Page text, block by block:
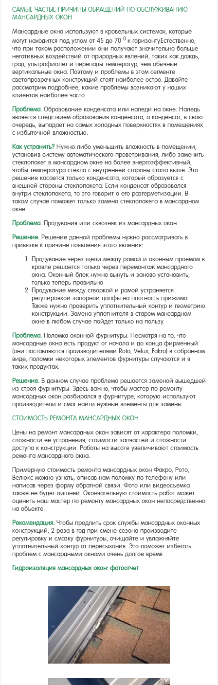
САМЫЕ ЧАСТЫЕ ПРИЧИНЫ ОБРАЩЕНИЙ ПО ОБСЛУЖИВАНИЮ
МАНСАРДНЫХ ОКОН
Мансардные окна используют в кровельных системах, которые
могут находится под углом от 45 до 70 0 к горизонту.Естественно,
что при таком расположении они получают значительно больше
негативных воздействий от природных явлений, таких как дождь,
град, ультрафиолет и перепады температур, чем обычные
вертикальные окна. Поэтому и проблемы в этом сегменте
светопрозрачных конструкций стоят наиболее остро. Давайте
рассмотрим подробнее, какие проблемы возникают у наших
клиентов наиболее часто.
Проблема. Образование конденсата или наледи на окне. Наледь
является следствием образования конденсата, а конденсат, в свою
очередь, выпадает на самых холодных поверхностях в помещениях
с избыточной влажностью.
Как устранить?Нужно либо уменьшить влажность в помещении,
установив систему автоматического проветривания, либо заменить
стеклопакет в мансардном окне на более энергоэффективный,
чтобы температура стекла с внутренней стороны стала выше. Это
решение касается только конденсата, который образуется с
внешней стороны стеклопакета. Если конденсат образовался
внутри стеклопакета, то это говорит о его разгерметизации. В
таком случае поможет только замена стеклопакета в мансардном
окне.
Проблема. Продувания или сквозняк из мансардных окон.
Решение. Решение данной проблемы нужно рассматривать в
привязке к причине появления этого явления:
Продувание через щели между рамой и оконным проемом в
кровле решается только через перемонтаж мансардного
окна. Оконный блок нужно вынуть и заново установить,
только теперь правильно.
Продувание между створкой и рамой устраняется
регулировкой запорной цапфы на плотность прижима.
Также нужно проверить уплотнительный контур и геометрию
конструкции. Замена уплотнителя в старом мансардном
окне в любом случае пойдет только на пользу.
Проблема. Поломка оконной фурнитуры. Несмотря на то, что
мансардные окна есть продукт от начала и до конца фирменный
(они поставляются производителями Roto, Velux, Fakro) в собранном
виде, поломки некоторых элементов фурнитуры случаются и в
таких продуктах.
Решение. В данном случае проблема решается заменой вышедшей
из строя фурнитуры. Здесь важно, чтобы мастер по ремонту
мансардных окон разбирался в фурнитуре, которую используют
производители и смог найти нужные элементы для замены.
СТОИМОСТЬ РЕМОНТА МАНСАРДНЫХ ОКОН
Цены на ремонт мансардных окон зависят от характера поломки,
сложности ее устранения, стоимости запчастей и сложности
доступа к конструкции. Работы на высоте увеличивают стоимость
ремонта мансардного окна.
Примерную стоимость ремонта мансардных окон Факро, Рото,
Велюкс можно узнать, описав нам поломку по телефону или
написав через форму обратной связи. Фото или видеосъемка
также не будет лишней. Окончательную стоимость работ может
оценить наш мастер по ремонту мансардных окон непосредственно
на объекте.
Рекомендация. Чтобы продлить срок службы мансардных оконных
конструкций, 2 раза в год при смене сезона производите
регулировку и смазку фурнитуры, очищайте и увлажняйте
уплотнительный контур от пересыхания. Это поможет избегать
проблем с мансардными окнами очень долгое время.
Гидроизоляция мансардных окон: фотоотчет